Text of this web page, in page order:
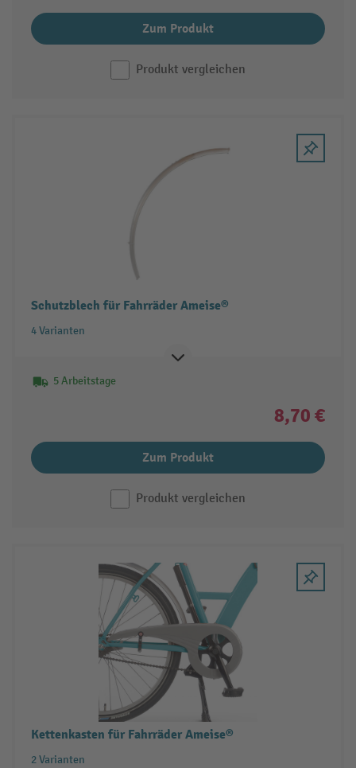
Zum Produkt
Produkt vergleichen
Schutzblech für Fahrräder Ameise®
4 Varianten
5 Arbeitstage
8,70 €
Zum Produkt
Produkt vergleichen
Kettenkasten für Fahrräder Ameise®
2 Varianten